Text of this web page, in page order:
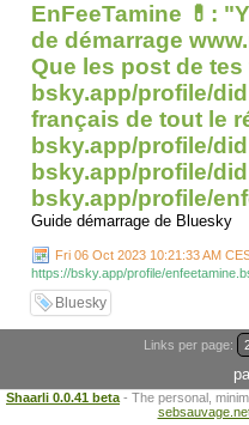
EnFeeTamine 💊:
de démarrage
Que les post de
bsky.app/profile/
français de tout le
bsky.app/profile/
bsky.app/profile/
bsky.app/profile/
Guide démarrage de Bluesky
Fri 06 Oct 2023 10:21:33 AM
https://bsky.app/profile/
Bluesky
Links per page:
Shaarli 0.0.41 beta - The personal,